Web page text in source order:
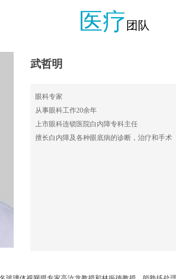
武哲明
眼科专家
从事眼科工作20余年
上市眼科连锁医院白内障专科主任
擅长白内障及各种眼底病的诊断，治疗和手术
医疗 团队